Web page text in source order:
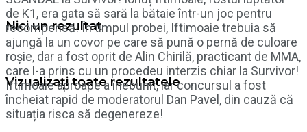
Nici un rezultat
Vizualizați toate rezultatele
de K1, era gata să sară la bătaie într-un joc pentru
recompensă! În timpul probei, Iftimoaie trebuia să
ajungă la un covor pe care să pună o pernă de culoare
roșie, dar a fost oprit de Alin Chirilă, practicant de MMA,
care l-a prins cu un procedeu interzis chiar la Survivor!
Iftimoaie aproape a înebunit, iar concursul a fost
încheiat rapid de moderatorul Dan Pavel, din cauză că
situația risca să degenereze!